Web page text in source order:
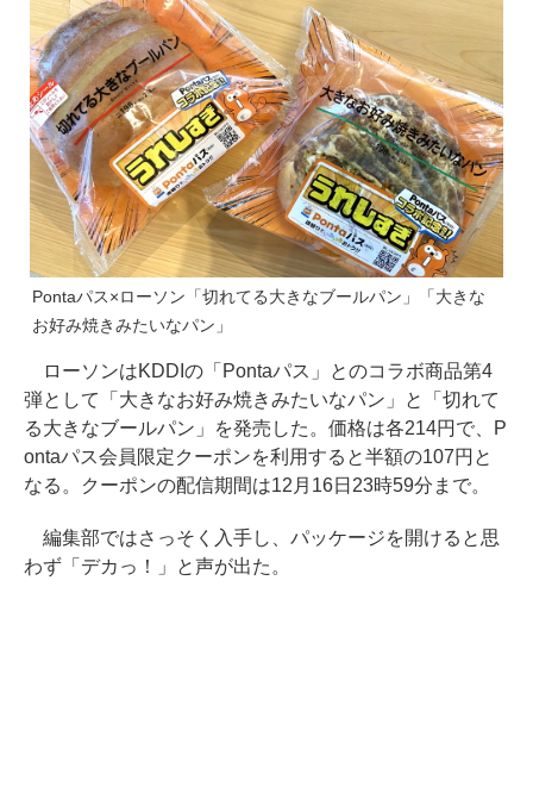
Pontaパス×ローソン「切れてる大きなブールパン」「大きな
お好み焼きみたいなパン」
ローソンはKDDIの「Pontaパス」とのコラボ商品第4
弾として「大きなお好み焼きみたいなパン」と「切れて
る大きなブールパン」を発売した。価格は各214円で、P
ontaパス会員限定クーポンを利用すると半額の107円と
なる。クーポンの配信期間は12月16日23時59分まで。
編集部ではさっそく入手し、パッケージを開けると思
わず「デカっ！」と声が出た。